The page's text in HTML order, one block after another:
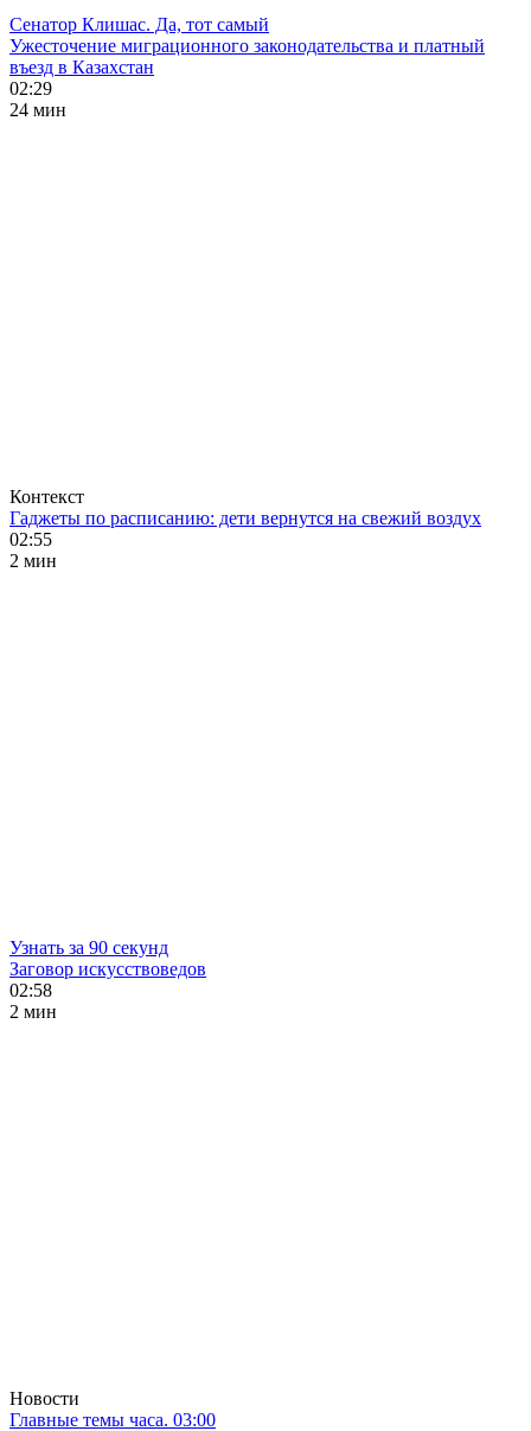
Сенатор Клишас. Да, тот самый
Ужесточение миграционного законодательства и платный
въезд в Казахстан
02:29
24 мин
Контекст
Гаджеты по расписанию: дети вернутся на свежий воздух
02:55
2 мин
Узнать за 90 секунд
Заговор искусствоведов
02:58
2 мин
Новости
Главные темы часа. 03:00